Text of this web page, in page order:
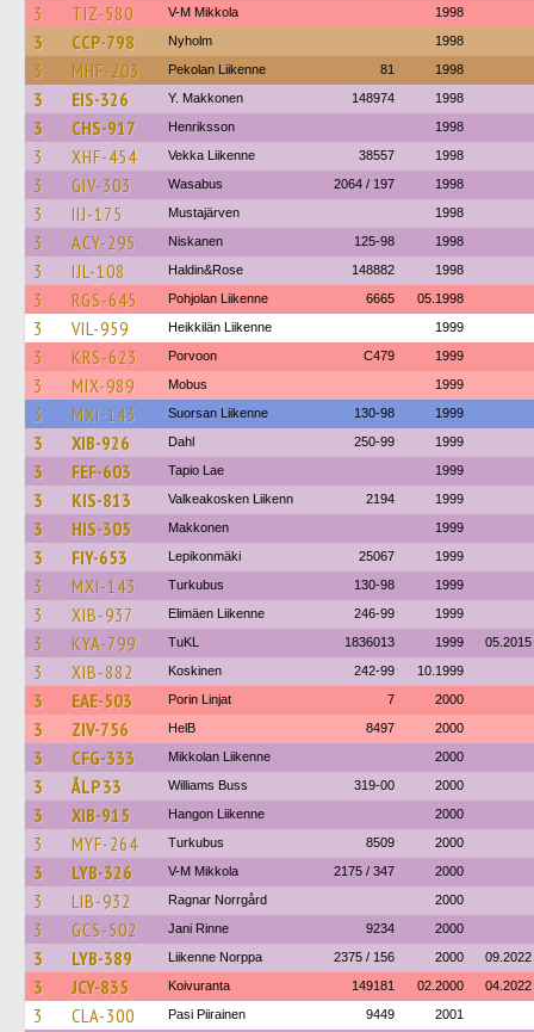
3 TIZ-580 V-M Mikkola 1998
3 CCP-798 Nyholm 1998
3 MHF-203 Pekolan Liikenne 81 1998
3 EIS-326 Y. Makkonen 148974 1998
3 CHS-917 Henriksson 1998
3 XHF-454 Vekka Liikenne 38557 1998
3 GIV-303 Wasabus 2064 / 197 1998
3 IIJ-175 Mustajärven 1998
3 ACY-295 Niskanen 125-98 1998
3 IJL-108 Haldin&Rose 148882 1998
3 RGS-645 Pohjolan Liikenne 6665 05.1998
3 VIL-959 Heikkilän Liikenne 1999
3 KRS-623 Porvoon C479 1999
3 MIX-989 Mobus 1999
3 MXI-143 Suorsan Liikenne 130-98 1999
3 XIB-926 Dahl 250-99 1999
3 FEF-603 Tapio Lae 1999
3 KIS-813 Valkeakosken Liikenn 2194 1999
3 HIS-305 Makkonen 1999
3 FIY-653 Lepikonmäki 25067 1999
3 MXI-143 Turkubus 130-98 1999
3 XIB-937 Elimäen Liikenne 246-99 1999
3 KYA-799 TuKL 1836013 1999 05.2015
3 XIB-882 Koskinen 242-99 10.1999
3 EAE-503 Porin Linjat 7 2000
3 ZIV-756 HelB 8497 2000
3 CFG-333 Mikkolan Liikenne 2000
3 ÅLP 33 Williams Buss 319-00 2000
3 XIB-915 Hangon Liikenne 2000
3 MYF-264 Turkubus 8509 2000
3 LYB-326 V-M Mikkola 2175 / 347 2000
3 LIB-932 Ragnar Norrgård 2000
3 GCS-502 Jani Rinne 9234 2000
3 LYB-389 Liikenne Norppa 2375 / 156 2000 09.2022
3 JCY-835 Koivuranta 149181 02.2000 04.2022
3 CLA-300 Pasi Piirainen 9449 2001